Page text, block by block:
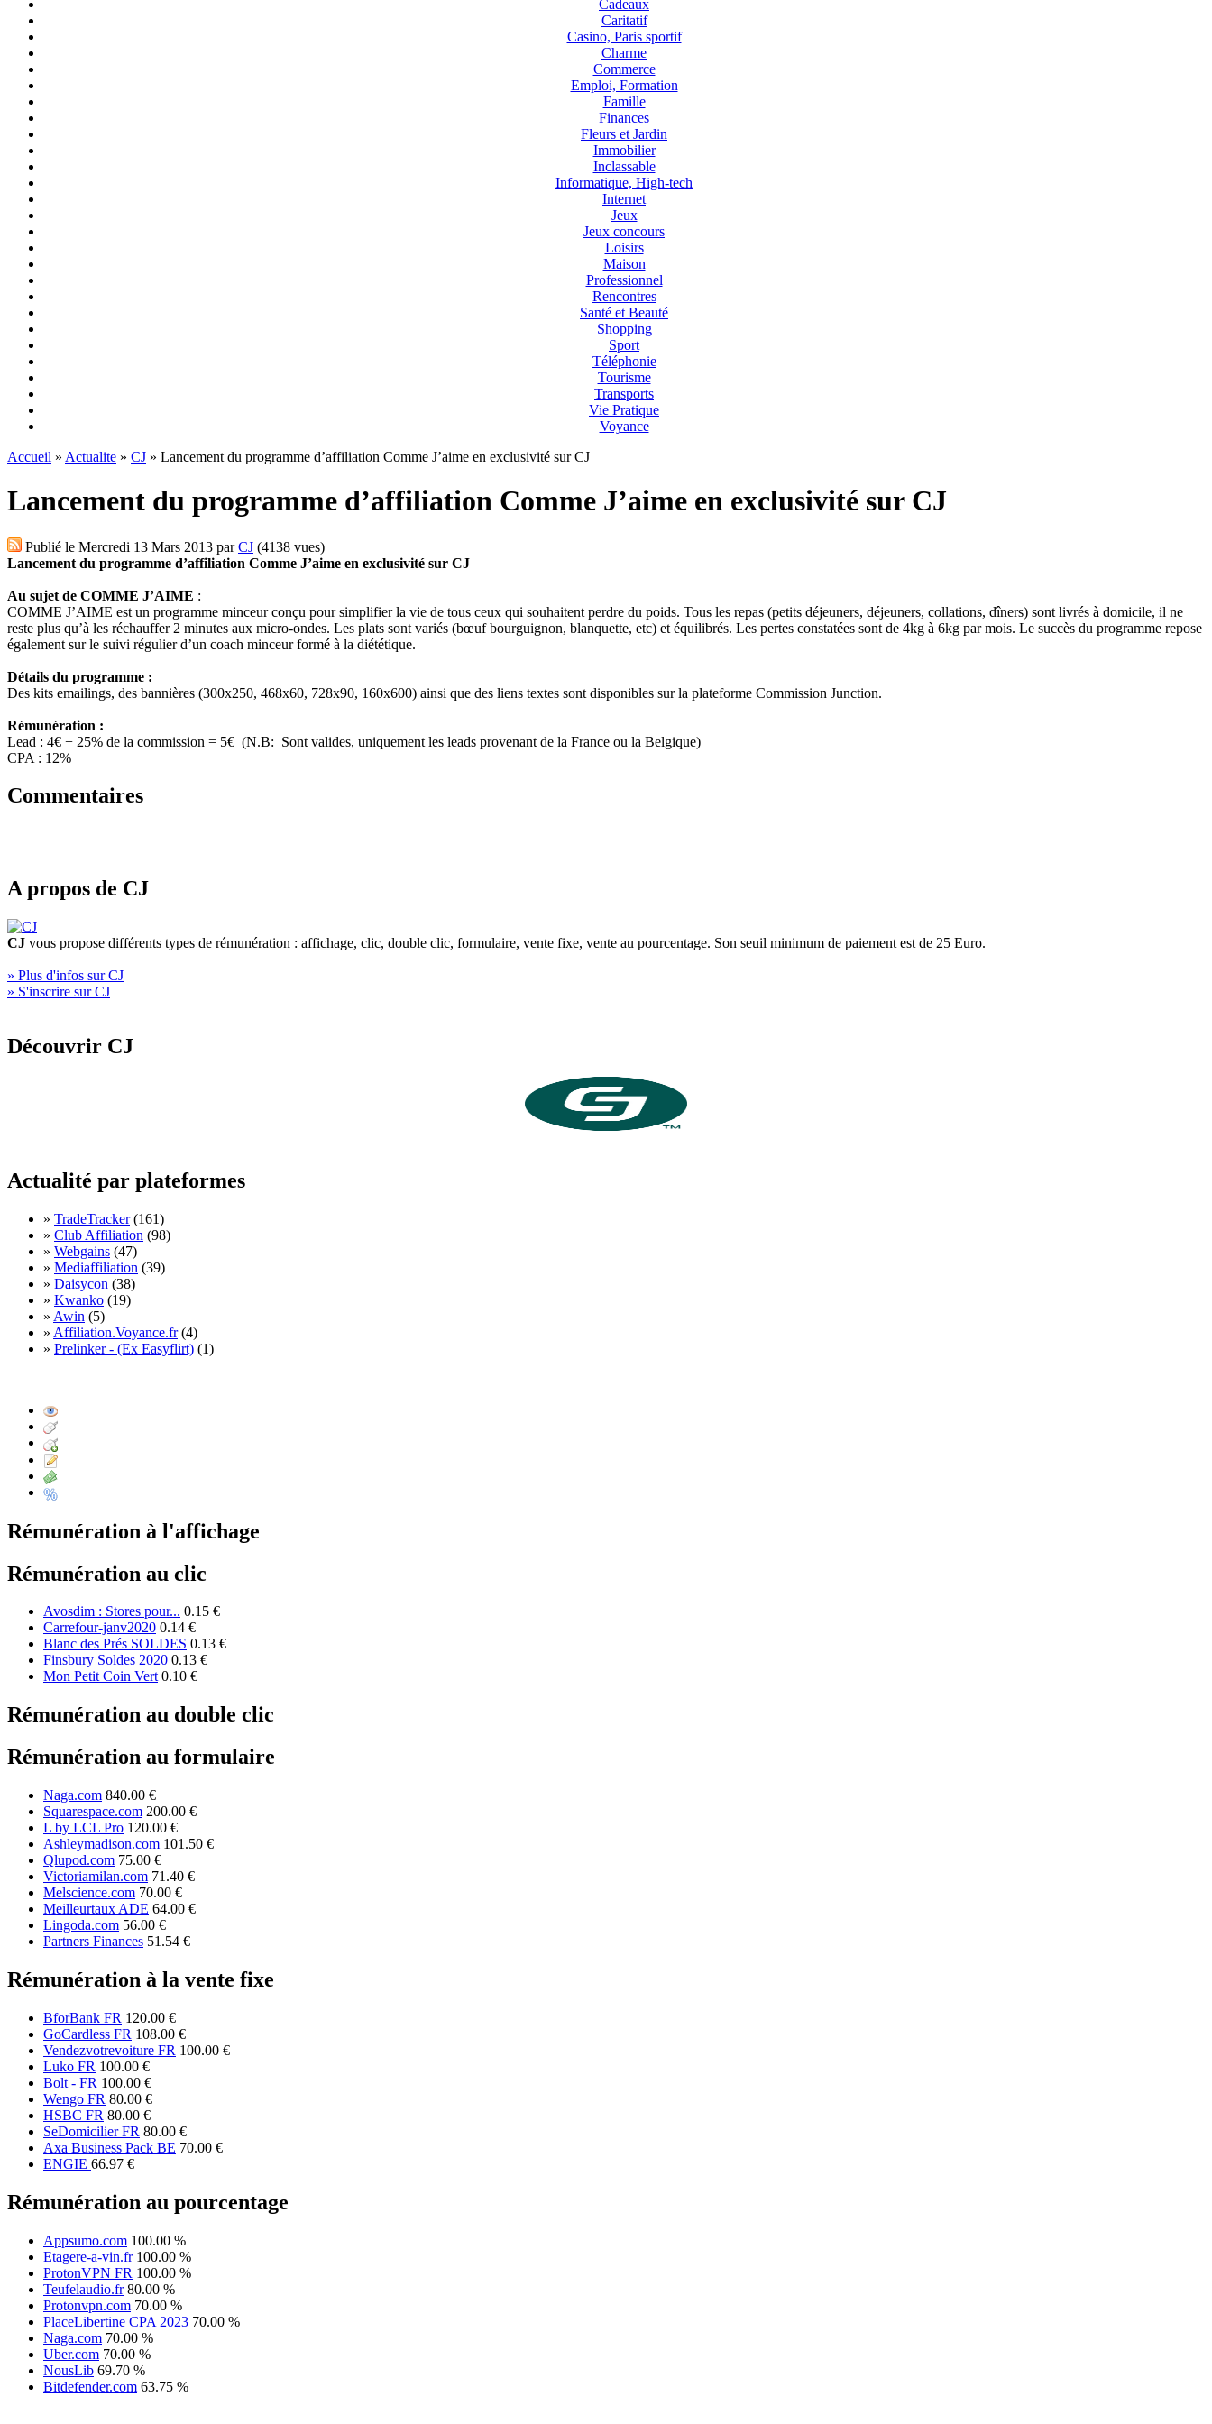
Cadeaux
Caritatif
Casino, Paris sportif
Charme
Commerce
Emploi, Formation
Famille
Finances
Fleurs et Jardin
Immobilier
Inclassable
Informatique, High-tech
Internet
Jeux
Jeux concours
Loisirs
Maison
Professionnel
Rencontres
Santé et Beauté
Shopping
Sport
Téléphonie
Tourisme
Transports
Vie Pratique
Voyance
Accueil » Actualite » CJ » Lancement du programme d’affiliation Comme J’aime en exclusivité sur CJ
Lancement du programme d’affiliation Comme J’aime en exclusivité sur CJ
Publié le Mercredi 13 Mars 2013 parCJ (4138 vues)
Lancement du programme d’affiliation Comme J’aime en exclusivité sur CJ
Au sujet de COMME J’AIME :
COMME J’AIME est un programme minceur conçu pour simplifier la vie de tous ceux qui souhaitent perdre du poids. Tous les repas (petits déjeuners, déjeuners, collations, dîners) sont livrés à domicile, il ne
reste plus qu’à les réchauffer 2 minutes aux micro-ondes. Les plats sont variés (bœuf bourguignon, blanquette, etc) et équilibrés. Les pertes constatées sont de 4kg à 6kg par mois. Le succès du programme repose
également sur le suivi régulier d’un coach minceur formé à la diététique.
Détails du programme :
Des kits emailings, des bannières (300x250, 468x60, 728x90, 160x600) ainsi que des liens textes sont disponibles sur la plateforme Commission Junction.
Rémunération :
Lead : 4€ + 25% de la commission = 5€ (N.B: Sont valides, uniquement les leads provenant de la France ou la Belgique)
CPA : 12%
Commentaires
A propos de CJ
CJ vous propose différents types de rémunération : affichage, clic, double clic, formulaire, vente fixe, vente au pourcentage. Son seuil minimum de paiement est de 25 Euro.
» Plus d'infos sur CJ
» S'inscrire sur CJ
Découvrir CJ
Actualité par plateformes
» TradeTracker (161)
» Club Affiliation (98)
» Webgains (47)
» Mediaffiliation (39)
» Daisycon (38)
» Kwanko (19)
» Awin (5)
» Affiliation.Voyance.fr (4)
» Prelinker - (Ex Easyflirt) (1)
Rémunération à l'affichage
Rémunération au clic
Avosdim : Stores pour... 0.15 €
Carrefour-janv2020 0.14 €
Blanc des Prés SOLDES 0.13 €
Finsbury Soldes 2020 0.13 €
Mon Petit Coin Vert 0.10 €
Rémunération au double clic
Rémunération au formulaire
Naga.com 840.00 €
Squarespace.com 200.00 €
L by LCL Pro 120.00 €
Ashleymadison.com 101.50 €
Qlupod.com 75.00 €
Victoriamilan.com 71.40 €
Melscience.com 70.00 €
Meilleurtaux ADE 64.00 €
Lingoda.com 56.00 €
Partners Finances 51.54 €
Rémunération à la vente fixe
BforBank FR 120.00 €
GoCardless FR 108.00 €
Vendezvotrevoiture FR 100.00 €
Luko FR 100.00 €
Bolt - FR 100.00 €
Wengo FR 80.00 €
HSBC FR 80.00 €
SeDomicilier FR 80.00 €
Axa Business Pack BE 70.00 €
ENGIE 66.97 €
Rémunération au pourcentage
Appsumo.com 100.00 %
Etagere-a-vin.fr 100.00 %
ProtonVPN FR 100.00 %
Teufelaudio.fr 80.00 %
Protonvpn.com 70.00 %
PlaceLibertine CPA 2023 70.00 %
Naga.com 70.00 %
Uber.com 70.00 %
NousLib 69.70 %
Bitdefender.com 63.75 %